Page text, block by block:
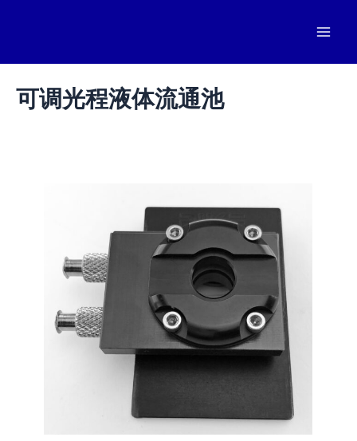
可调光程液体流通池